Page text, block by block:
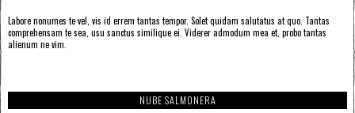
Labore nonumes te vel, vis id errem tantas tempor. Solet quidam salutatus at quo. Tantas
comprehensam te sea, usu sanctus similique ei. Viderer admodum mea et, probo tantas
alienum ne vim.
NUBE SALMONERA